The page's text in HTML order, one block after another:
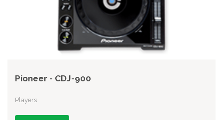
Pioneer - CDJ-900
Players